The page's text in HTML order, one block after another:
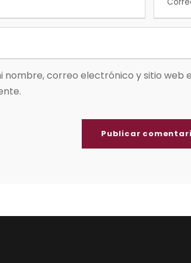
nombre, correo electrónico y sitio web